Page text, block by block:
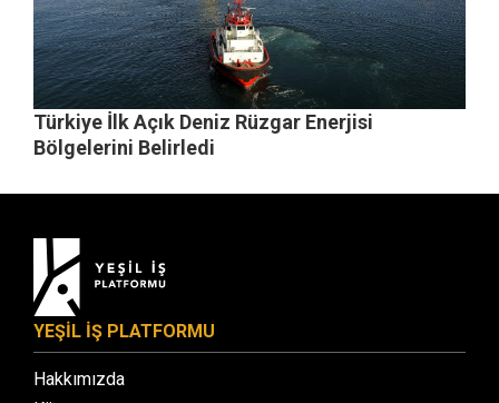
Türkiye İlk Açık Deniz Rüzgar Enerjisi
Bölgelerini Belirledi
YEŞİL İŞ PLATFORMU
Hakkımızda